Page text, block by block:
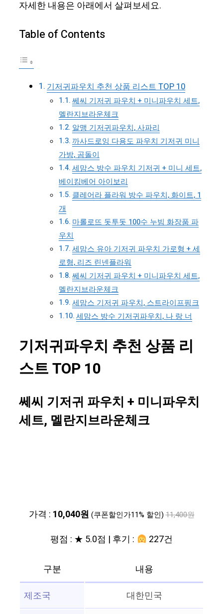
자세한 내용은 아래에서 살펴보세요.
Table of Contents
기저귀파우치 추천 상품 리스트 TOP 10
쎄씨 기저귀 파우치 + 미니파우치 세트,
멜란지브라운체크
알맹 기저귀파우치, 사파리
까사드로잉 다용도 파우치 기저귀 미니
가방, 곰돌이
세맘스 방수 파우치 기저귀 + 미니 세트,
베이킹베어 아이보리
클레어라 플라워 방수 파우치, 화이트, 1
개
마롤로뜨 돗투돗 100수 누빔 화장품 파
우치
세맘스 유아 기저귀 파우치 가로형 + 세
로형, 리즈 린넨플라워
쎄씨 기저귀 파우치 + 미니파우치 세트,
멜란지브라운체크
세맘스 기저귀 파우치, 스트라이프핑크
세맘스 방수 기저귀파우치, 나 랑 너
기저귀파우치 추천 상품 리
스트 TOP 10
쎄씨 기저귀 파우치 + 미니파우치
세트, 멜란지브라운체크
가격 : 10,040원 (쿠폰할인가11% 할인) 11,400원
평점 : ★ 5.0점 | 후기 : 227건
구분
내용
제조국
대한민국